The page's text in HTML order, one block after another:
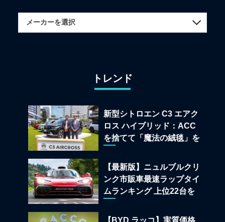
トレンド
新型シトロエン C3 エアク
ロス ハイブリッド：ACC
を捨てて「魔法の絨毯」を
児
【最新版】ニュルブルクリ
ンク市販車最速ラップタイ
ムランキング 上位22台を
【BYD ラッコ】実質価格